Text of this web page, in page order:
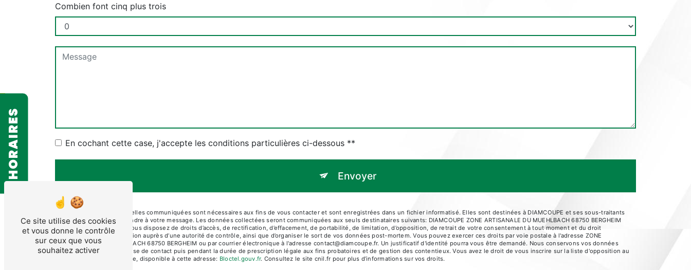
Combien font cinq plus trois
En cochant cette case, j'accepte les conditions particulières ci-dessous **
Envoyer
** Les données personnelles communiquées sont nécessaires aux fins de vous contacter et sont enregistrées dans un fichier informatisé. Elles sont destinées à DIAMCOUPE et ses sous-traitants
dans le seul but de répondre à votre message. Les données collectées seront communiquées aux seuls destinataires suivants: DIAMCOUPE ZONE ARTISANALE DU MUEHLBACH 68750 BERGHEIM
contact@diamcoupe.fr. Vous disposez de droits d’accès, de rectification, d’effacement, de portabilité, de limitation, d’opposition, de retrait de votre consentement à tout moment et du droit
d’introduire une réclamation auprès d’une autorité de contrôle, ainsi que d’organiser le sort de vos données post-mortem. Vous pouvez exercer ces droits par voie postale à l'adresse ZONE
ARTISANALE DU MUEHLBACH 68750 BERGHEIM ou par courrier électronique à l'adresse contact@diamcoupe.fr. Un justificatif d'identité pourra vous être demandé. Nous conservons vos données
pendant la période de prise de contact puis pendant la durée de prescription légale aux fins probatoires et de gestion des contentieux. Vous avez le droit de vous inscrire sur la liste d'opposition au
démarchage téléphonique, disponible à cette adresse: Bloctel.gouv.fr. Consultez le site cnil.fr pour plus d’informations sur vos droits.
HORAIRES
Ce site utilise des cookies
et vous donne le contrôle
sur ceux que vous
souhaitez activer